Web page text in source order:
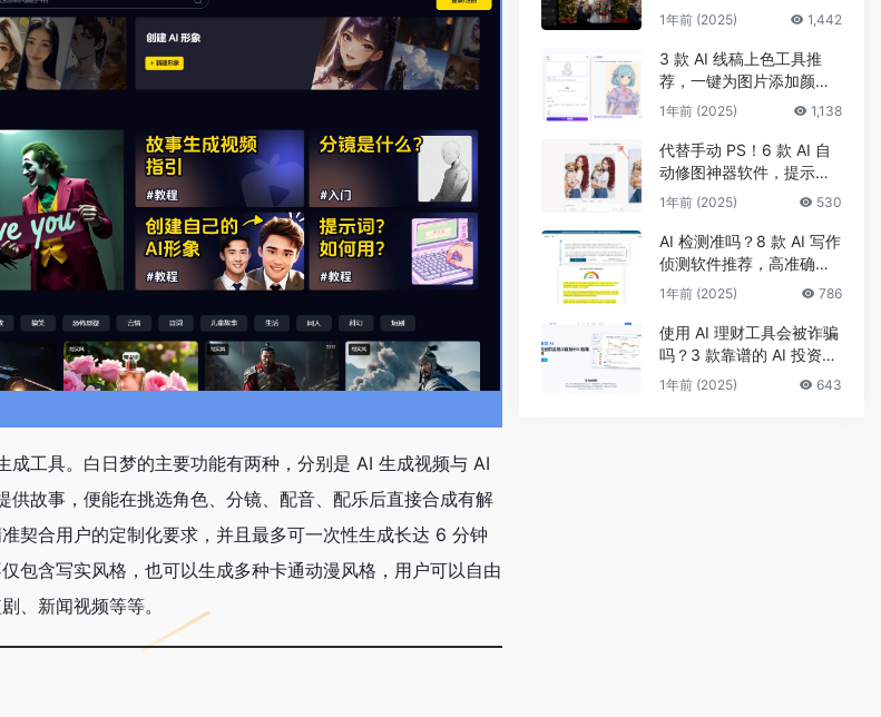
工具。白日梦的主要功能有两种，分别是 AI 生成视频与 AI
故事，便能在挑选角色、分镜、配音、配乐后直接合成有解
契合用户的定制化要求，并且最多可一次性生成长达 6 分钟
包含写实风格，也可以生成多种卡通动漫风格，用户可以自由
、新闻视频等等。
真人头像和照片
1年前 (2025) 1,442
3 款 AI 线稿上色工具推
荐，一键为图片添加颜
色、改配色
1年前 (2025) 1,138
代替手动 PS！6 款 AI 自
动修图神器软件，提示词
一键修面部、头发及背景
1年前 (2025) 530
AI 检测准吗？8 款 AI 写作
侦测软件推荐，高准确率
检测 AI 生成及抄袭内容
1年前 (2025) 786
使用 AI 理财工具会被诈骗
吗？3 款靠谱的 AI 投资理
财工具推荐，手把手带你
1年前 (2025) 643